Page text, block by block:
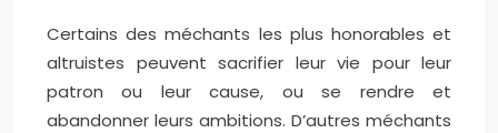
Certains des méchants les plus honorables et
altruistes peuvent sacrifier leur vie pour leur
patron ou leur cause, ou se rendre et
abandonner leurs ambitions. D’autres méchants